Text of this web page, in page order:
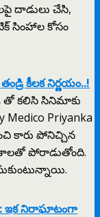
దాడులు చేసి,
సింహాల కోసం
కీలక నిర్ణయం..!
తో కలిసి సినిమాకు
Medico Priyanka
కారు పోనిచ్చిన
పోరాడుతోంది.
ఇక నిరాఘాటంగా